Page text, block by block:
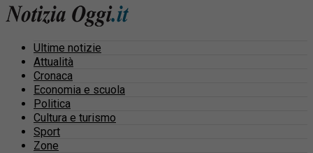
Ultime notizie
Attualità
Cronaca
Economia e scuola
Politica
Cultura e turismo
Sport
Zone